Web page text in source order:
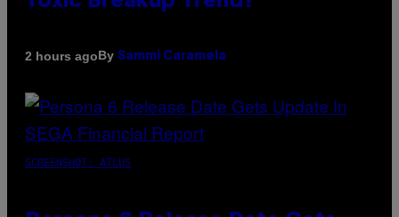
2 hours agoBy Sammi Caramela
SCREENSHOT: ATLUS